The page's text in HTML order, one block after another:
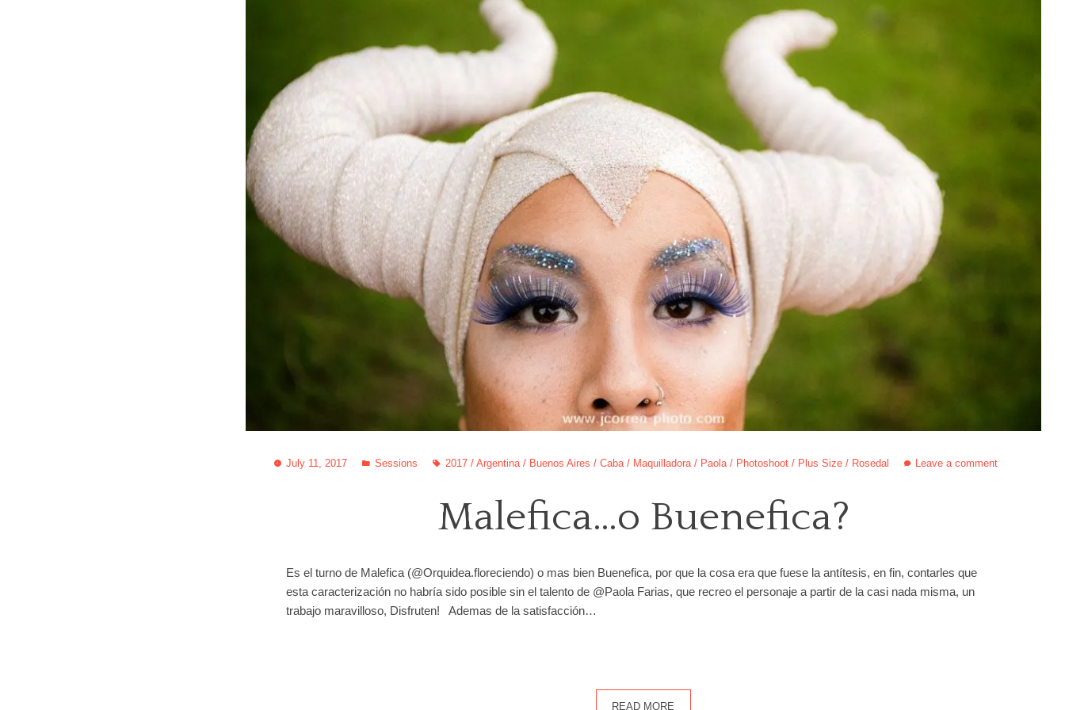
July 11, 2017 Sessions 2017 /Argentina/ Buenos Aires /Caba/ Maquilladora/ Paola/ Photoshoot / Plus Size / Rosedal Leave a comment
Malefica…o Buenefica?
Es el turno de Malefica (@Orquidea.floreciendo) o mas bien Buenefica, por que la cosa era que fuese la antítesis, en fin, contarles que
esta caracterización no habría sido posible sin el talento de @Paola Farias, que recreo el personaje a partir de la casi nada misma, un
trabajo maravilloso, Disfruten! Ademas de la satisfacción…
READ MORE